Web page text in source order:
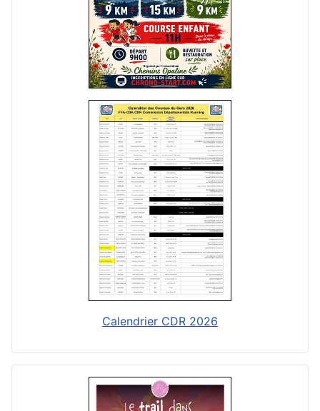
Calendrier CDR 2026